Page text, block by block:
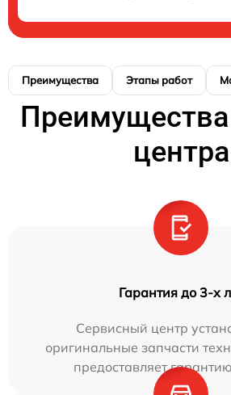
Преимущества Этапы работ
центра
Гарантия до 3-х
Сервисный центр
оригинальные запчасти
предоставляет